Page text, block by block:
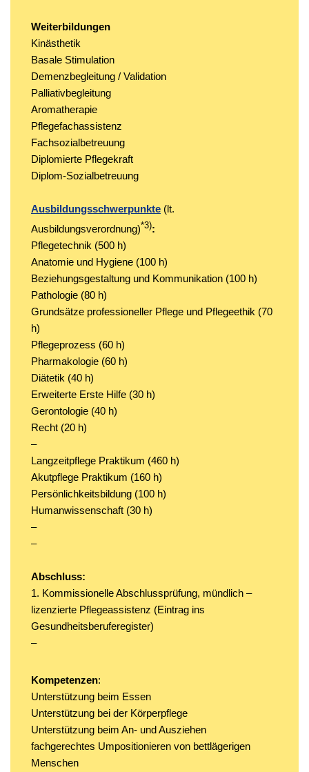
Weiterbildungen
Kinästhetik
Basale Stimulation
Demenzbegleitung / Validation
Palliativbegleitung
Aromatherapie
Pflegefachassistenz
Fachsozialbetreuung
Diplomierte Pflegekraft
Diplom-Sozialbetreuung
Ausbildungsschwerpunkte (lt.
Ausbildungsverordnung)*3):
Pflegetechnik (500 h)
Anatomie und Hygiene (100 h)
Beziehungsgestaltung und Kommunikation (100 h)
Pathologie (80 h)
Grundsätze professioneller Pflege und Pflegeethik (70
h)
Pflegeprozess (60 h)
Pharmakologie (60 h)
Diätetik (40 h)
Erweiterte Erste Hilfe (30 h)
Gerontologie (40 h)
Recht (20 h)
–
Langzeitpflege Praktikum (460 h)
Akutpflege Praktikum (160 h)
Persönlichkeitsbildung (100 h)
Humanwissenschaft (30 h)
–
–
Abschluss:
1. Kommissionelle Abschlussprüfung, mündlich –
lizenzierte Pflegeassistenz (Eintrag ins
Gesundheitsberuferegister)
–
Kompetenzen:
Unterstützung beim Essen
Unterstützung bei der Körperpflege
Unterstützung beim An- und Ausziehen
fachgerechtes Umpositionieren von bettlägerigen
Menschen